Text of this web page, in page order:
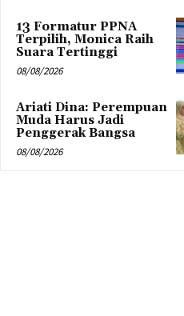
13 Formatur PPNA
Terpilih, Monica Raih
Suara Tertinggi
08/08/2026
Ariati Dina: Perempuan
Muda Harus Jadi
Penggerak Bangsa
08/08/2026